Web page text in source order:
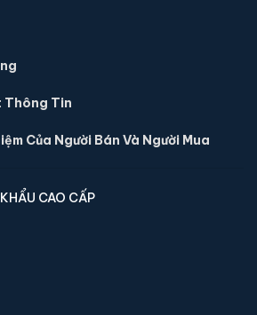
x 30 cm
Thông Tin
Của Người Bán Và Người Mua
CAO CẤP